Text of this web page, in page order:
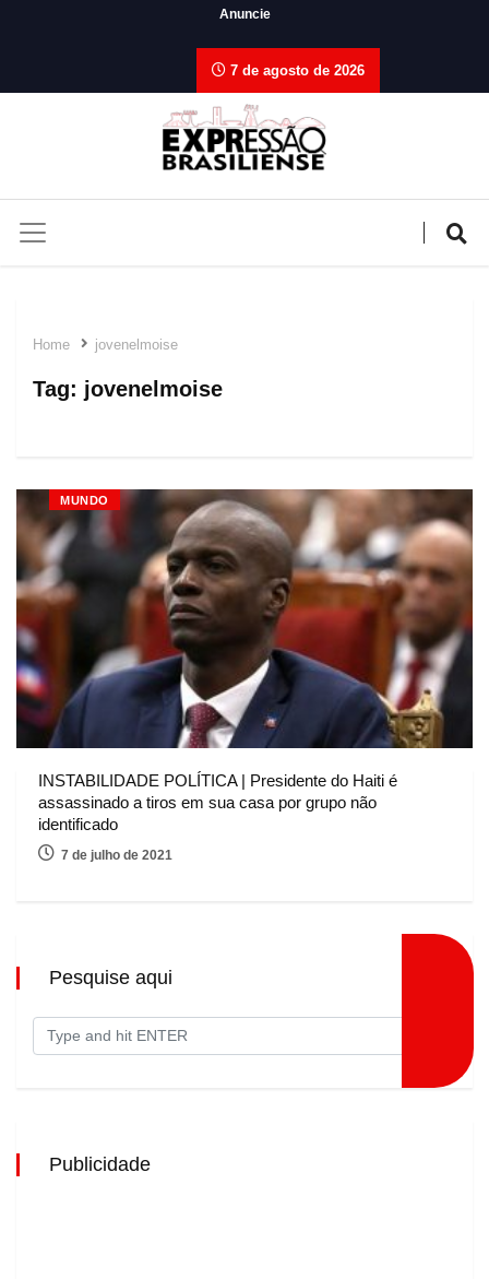
Anuncie
7 de agosto de 2026
Home jovenelmoise
Tag: jovenelmoise
MUNDO
INSTABILIDADE POLÍTICA | Presidente do Haiti é
assassinado a tiros em sua casa por grupo não
identificado
7 de julho de 2021
Pesquise aqui
Publicidade